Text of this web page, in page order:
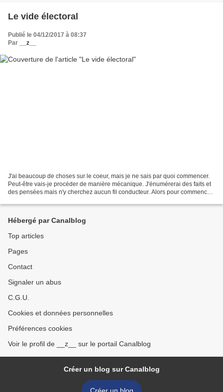
Le vide électoral
Publié le 04/12/2017 à 08:37
Par
__z__
J'ai beaucoup de choses sur le coeur, mais je ne sais par quoi commencer.
Peut-être vais-je procéder de manière mécanique. J'énumérerai des faits et
des pensées mais n'y cherchez aucun fil conducteur. Alors pour commencer
Hébergé par Canalblog
Top articles
Pages
Contact
Signaler un abus
C.G.U.
Cookies et données personnelles
Préférences cookies
Voir le profil de __z__ sur le portail Canalblog
Créer un blog sur Canalblog